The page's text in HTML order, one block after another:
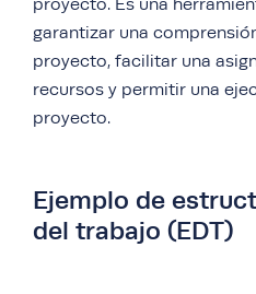
garantizar una
proyecto, facilitar una
recursos y permitir una
proyecto.
Ejemplo de
del trabajo (EDT)